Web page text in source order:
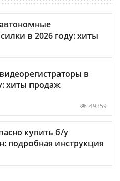
в 2026 году: хиты
в
хиты продаж
49359
купить б/у
подробная инструкция